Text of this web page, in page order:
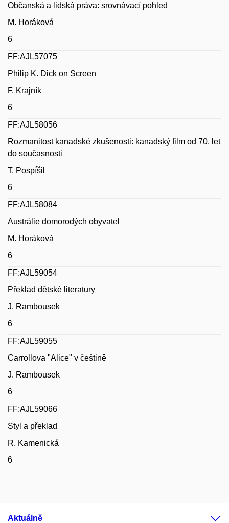
Občanská a lidská práva: srovnávací pohled
M. Horáková
6
FF:AJL57075
Philip K. Dick on Screen
F. Krajník
6
FF:AJL58056
Rozmanitost kanadské zkušenosti: kanadský film od 70. let
do současnosti
T. Pospíšil
6
FF:AJL58084
Austrálie domorodých obyvatel
M. Horáková
6
FF:AJL59054
Překlad dětské literatury
J. Rambousek
6
FF:AJL59055
Carrollova "Alice" v češtině
J. Rambousek
6
FF:AJL59066
Styl a překlad
R. Kamenická
6
Aktuálně